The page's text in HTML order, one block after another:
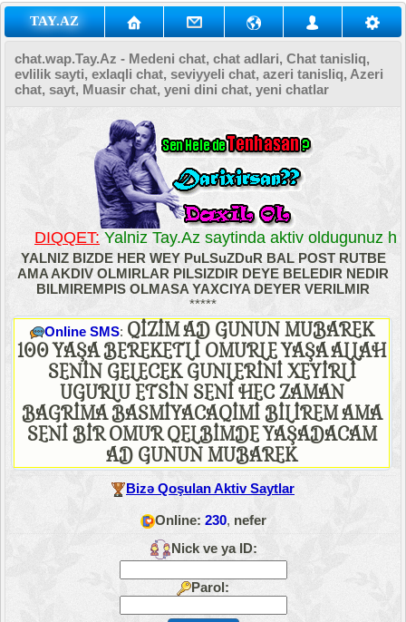
TAY.AZ
chat.wap.Tay.Az - Medeni chat, chat adlari, Chat tanisliq,
evlilik sayti, exlaqli chat, seviyyeli chat, azeri tanisliq, Azeri
chat, sayt, Muasir chat, yeni dini chat, yeni chatlar
DIQQET: Yalniz Tay.Az saytinda aktiv oldugunuz
YALNIZ BIZDE HER WEY PuLSuZDuR BAL POST RUTBE
AMA AKDIV OLMIRLAR PILSIZDIR DEYE BELEDIR NEDIR
BILMIREMPIS OLMASA YAXCIYA DEYER VERILMIR
*****
Online SMS: QİZİM AD GUNUN MUBAREK
100 YAŞA BEREKETLİ OMURLE YAŞA ALLAH
SENİN GELECEK GUNLERİNİ XEYİRLİ
UGURLU ETSİN SENİ HEC ZAMAN
BAGRİMA BASMİYACAQİMİ BİLİREM AMA
SENİ BİR OMUR QELBİMDE YAŞADACAM
AD GUNUN MUBAREK
Bizə Qoşulan Aktiv Saytlar
Online: 230, nefer
Nick ve ya ID:
Parol: